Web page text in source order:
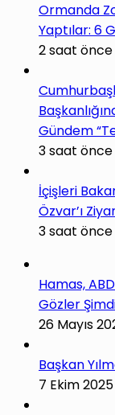
Ormanda
Yaptılar: 6
2 saat önce
Gündem
3 saat önce
İçişleri
Özvar’ı
3 saat önce
Hamas,
Gözler
26 Mayıs
Başkan
7 Ekim 2025